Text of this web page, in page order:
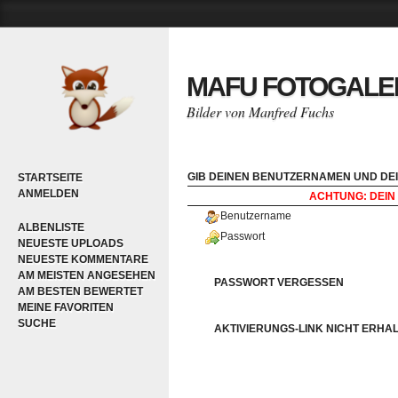
STARTSEITE
ANMELDEN
ALBENLISTE
NEUESTE UPLOADS
NEUESTE KOMMENTARE
AM MEISTEN ANGESEHEN
AM BESTEN BEWERTET
MEINE FAVORITEN
SUCHE
MAFU
Bilder von Manfred Fuchs
GIB DEINEN BENUTZERNAMEN UND
ACHTUNG: DEIN
Benutzername
Passwort
PASSWORT VERGESSEN
AKTIVIERUNGS-LINK NICHT